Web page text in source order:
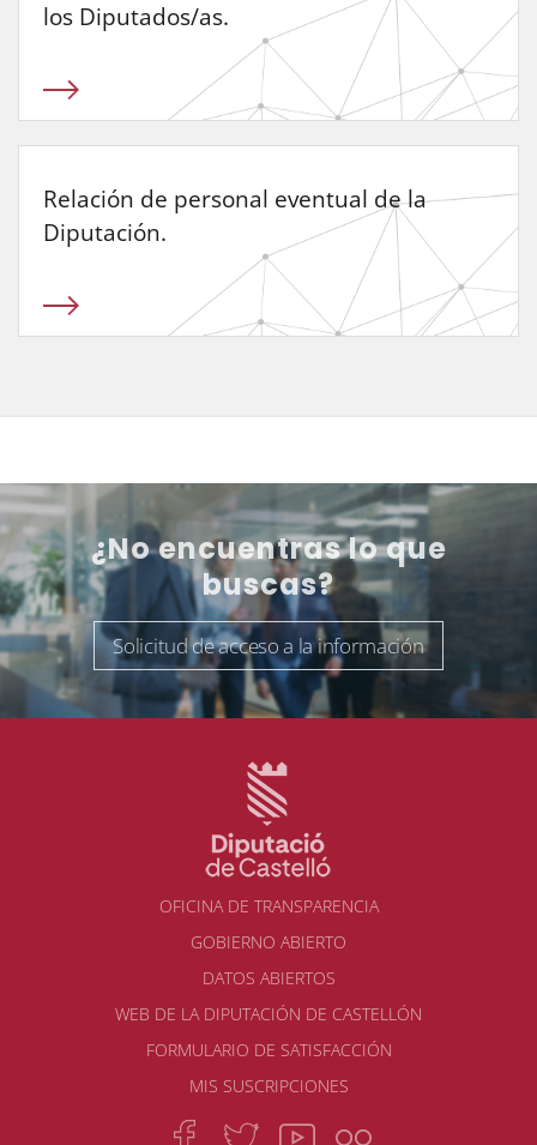
los Diputados/as.
Relación de personal eventual de la
Diputación.
¿No encuentras lo que
buscas?
Solicitud de acceso a la información
OFICINA DE TRANSPARENCIA
GOBIERNO ABIERTO
DATOS ABIERTOS
WEB DE LA DIPUTACIÓN DE CASTELLÓN
FORMULARIO DE SATISFACCIÓN
MIS SUSCRIPCIONES